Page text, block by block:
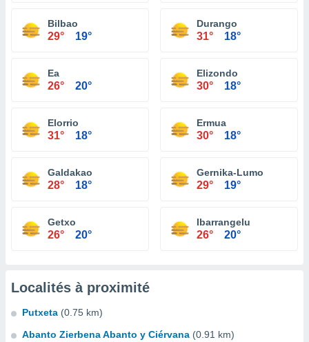
Bilbao
29° 19°
Durango
31° 18°
Ea
26° 20°
Elizondo
30° 18°
Elorrio
31° 18°
Ermua
30° 18°
Galdakao
28° 18°
Gernika-Lumo
29° 19°
Getxo
26° 20°
Ibarrangelu
26° 20°
Localités à proximité
Putxeta (0.75 km)
Abanto Zierbena Abanto y Ciérvana (0.91 km)